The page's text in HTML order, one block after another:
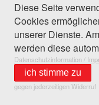
Diese Seite
Cookies
unserer Dienste.
werden diese
Datenschutzinformation /
ich stimme zu
gegen jederzeitigen Widerruf